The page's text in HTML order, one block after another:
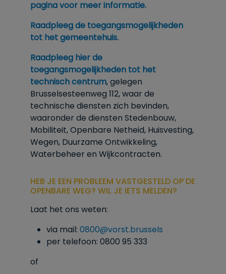
pagina voor meer informatie.
Raadpleeg de toegangsmogelijkheden
tot het gemeentehuis.
Raadpleeg hier de
toegangsmogelijkheden tot het
technisch centrum, gelegen
Brusselsesteenweg 112, waar de
technische diensten zich bevinden,
waaronder de diensten Stedenbouw,
Mobiliteit, Openbare Netheid, Huisvesting,
Wegen, Duurzame Ontwikkeling,
Waterbeheer en Wijkcontracten.
HEB JE EEN PROBLEEM VASTGESTELD OP DE
OPENBARE WEG? WIL JE IETS MELDEN?
Laat het ons weten:
via mail: 0800@vorst.brussels
per telefoon: 0800 95 333
of